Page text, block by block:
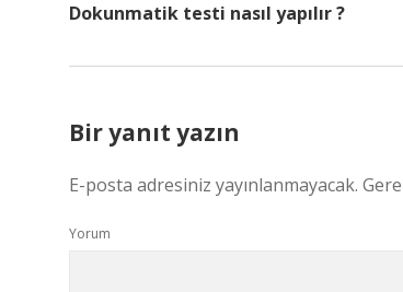
Dokunmatik testi nasıl yapılır ?
Bir yanıt yazın
E-posta adresiniz yayınlanmayacak.
Yorum